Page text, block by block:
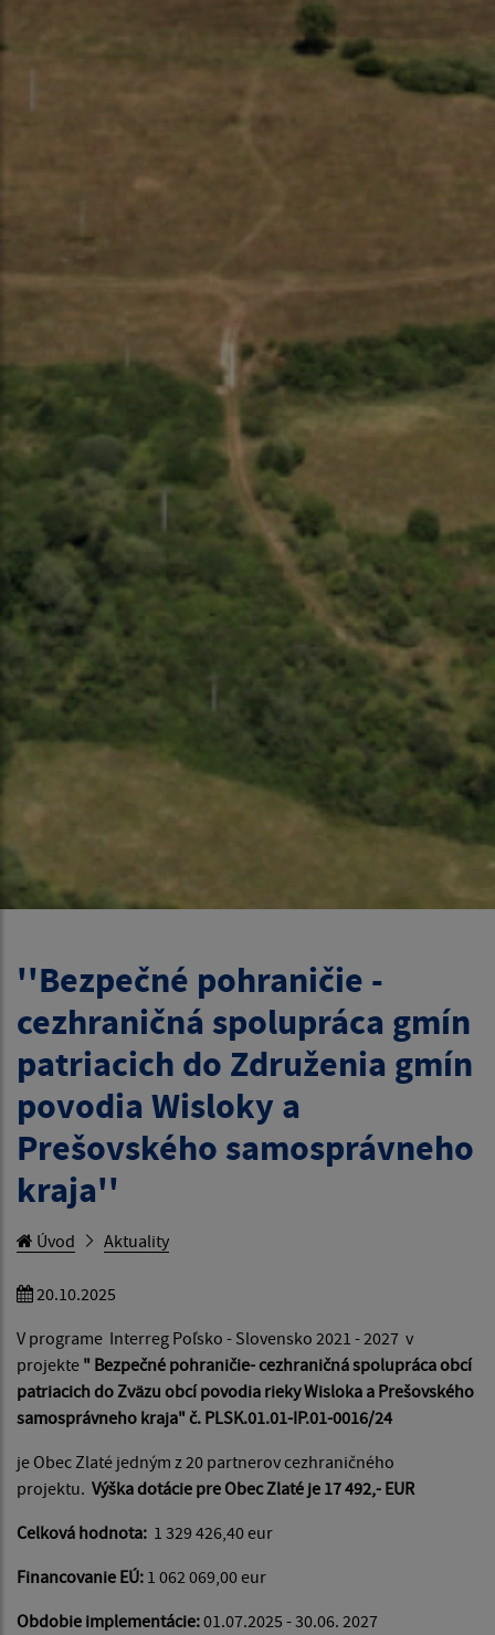
''Bezpečné pohraničie -
cezhraničná spolupráca gmín
patriacich do Združenia gmín
povodia Wisloky a
Prešovského samosprávneho
kraja''
Úvod Aktuality
20.10.2025
V programe Interreg Poľsko - Slovensko 2021 - 2027 v
projekte " Bezpečné pohraničie- cezhraničná spolupráca obcí
patriacich do Zväzu obcí povodia rieky Wisloka a Prešovského
samosprávneho kraja" č. PLSK.01.01-IP.01-0016/24
je Obec Zlaté jedným z 20 partnerov cezhraničného
projektu. Výška dotácie pre Obec Zlaté je 17 492,- EUR
Celková hodnota: 1 329 426,40 eur
Financovanie EÚ: 1 062 069,00 eur
Obdobie implementácie:01.07.2025 - 30.06. 2027